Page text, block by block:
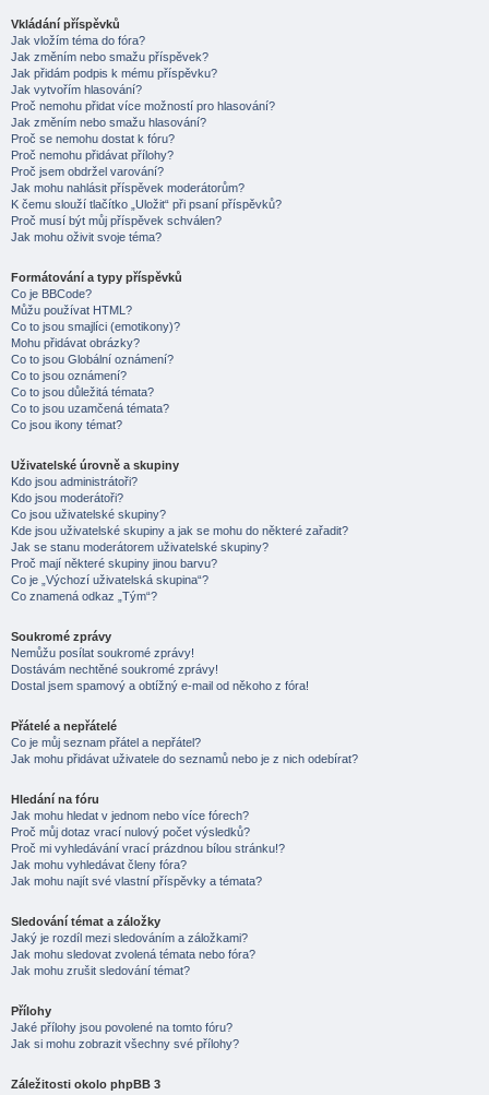
Vkládání příspěvků
Jak vložím téma do fóra?
Jak změním nebo smažu příspěvek?
Jak přidám podpis k mému příspěvku?
Jak vytvořím hlasování?
Proč nemohu přidat více možností pro hlasování?
Jak změním nebo smažu hlasování?
Proč se nemohu dostat k fóru?
Proč nemohu přidávat přílohy?
Proč jsem obdržel varování?
Jak mohu nahlásit příspěvek moderátorům?
K čemu slouží tlačítko „Uložit“ při psaní příspěvků?
Proč musí být můj příspěvek schválen?
Jak mohu oživit svoje téma?
Formátování a typy příspěvků
Co je BBCode?
Můžu používat HTML?
Co to jsou smajlíci (emotikony)?
Mohu přidávat obrázky?
Co to jsou Globální oznámení?
Co to jsou oznámení?
Co to jsou důležitá témata?
Co to jsou uzamčená témata?
Co jsou ikony témat?
Uživatelské úrovně a skupiny
Kdo jsou administrátoři?
Kdo jsou moderátoři?
Co jsou uživatelské skupiny?
Kde jsou uživatelské skupiny a jak se mohu do některé zařadit?
Jak se stanu moderátorem uživatelské skupiny?
Proč mají některé skupiny jinou barvu?
Co je „Výchozí uživatelská skupina“?
Co znamená odkaz „Tým“?
Soukromé zprávy
Nemůžu posílat soukromé zprávy!
Dostávám nechtěné soukromé zprávy!
Dostal jsem spamový a obtížný e-mail od někoho z fóra!
Přátelé a nepřátelé
Co je můj seznam přátel a nepřátel?
Jak mohu přidávat uživatele do seznamů nebo je z nich odebírat?
Hledání na fóru
Jak mohu hledat v jednom nebo více fórech?
Proč můj dotaz vrací nulový počet výsledků?
Proč mi vyhledávání vrací prázdnou bílou stránku!?
Jak mohu vyhledávat členy fóra?
Jak mohu najít své vlastní příspěvky a témata?
Sledování témat a záložky
Jaký je rozdíl mezi sledováním a záložkami?
Jak mohu sledovat zvolená témata nebo fóra?
Jak mohu zrušit sledování témat?
Přílohy
Jaké přílohy jsou povolené na tomto fóru?
Jak si mohu zobrazit všechny své přílohy?
Záležitosti okolo phpBB 3